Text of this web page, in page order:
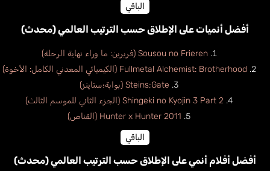
الباقي
أفضل أنميات على الإطلاق حسب الترتيب العالمي (محدث)
Sousou no Frieren (فريرين: ما وراء نهاية الرحلة)
Fullmetal Alchemist: Brotherhood (الكيميائي المعدني الكامل: الأخوة)
Steins;Gate (بوابة؛ستاينز)
Shingeki no Kyojin 3 Part 2 (الجزء الثاني للموسم الثالث)
Hunter x Hunter 2011 (القناص)
الباقي
أفضل أفلام أنمي على الإطلاق حسب الترتيب العالمي (محدث)